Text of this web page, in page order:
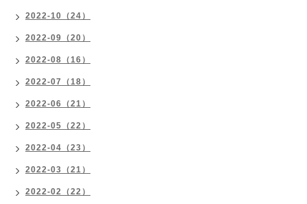
2022-10（24）
2022-09（20）
2022-08（16）
2022-07（18）
2022-06（21）
2022-05（22）
2022-04（23）
2022-03（21）
2022-02（22）